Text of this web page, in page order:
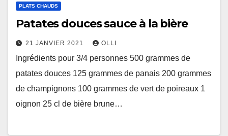
PLATS CHAUDS
Patates douces sauce à la bière
21 JANVIER 2021 OLLI
Ingrédients pour 3/4 personnes 500 grammes de
patates douces 125 grammes de panais 200 grammes
de champignons 100 grammes de vert de poireaux 1
oignon 25 cl de bière brune…